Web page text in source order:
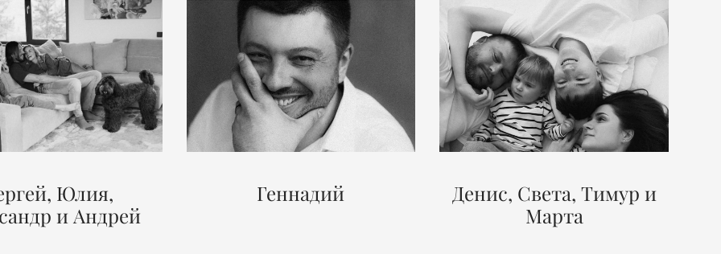
Юлия,
и Андрей
Геннадий
Денис, Света, Тимур и
Марта